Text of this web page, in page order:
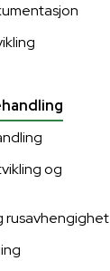
og
rusavhengighet